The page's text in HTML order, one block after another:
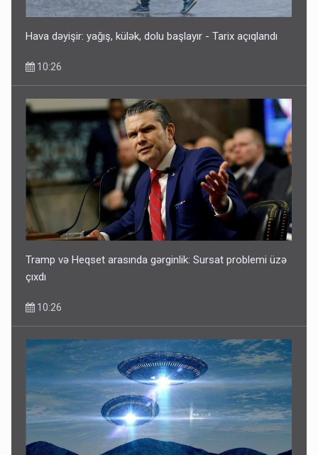
Hava dəyişir: yağış, külək, dolu başlayır - Tarix açıqlandı
10:26
Tramp və Heqset arasında gərginlik: Sursat problemi üzə
çıxdı
10:26